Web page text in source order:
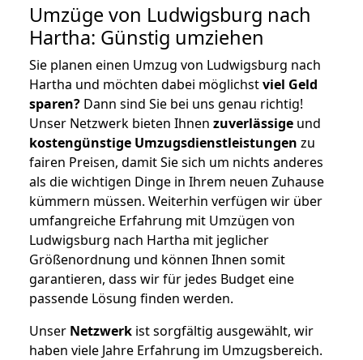
Umzüge von Ludwigsburg nach
Hartha: Günstig umziehen
Sie planen einen Umzug von Ludwigsburg nach
Hartha und möchten dabei möglichstviel Geld
sparen? Dann sind Sie bei uns genau richtig!
Unser Netzwerk bieten Ihnen zuverlässige und
kostengünstige Umzugsdienstleistungen zu
fairen Preisen, damit Sie sich um nichts anderes
als die wichtigen Dinge in Ihrem neuen Zuhause
kümmern müssen. Weiterhin verfügen wir über
umfangreiche Erfahrung mit Umzügen von
Ludwigsburg nach Hartha mit jeglicher
Größenordnung und können Ihnen somit
garantieren, dass wir für jedes Budget eine
passende Lösung finden werden.
Unser Netzwerk ist sorgfältig ausgewählt, wir
haben viele Jahre Erfahrung im Umzugsbereich.